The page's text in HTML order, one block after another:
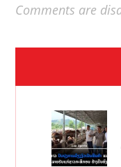
Comments are